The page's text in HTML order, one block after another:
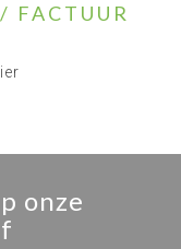
FACTUUR
onze